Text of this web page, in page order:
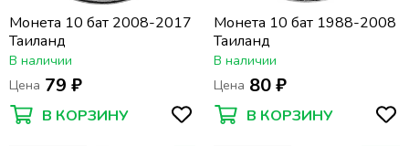
Монета 10 бат 2008-2017
Таиланд
В наличии
Цена 79 ₽
В КОРЗИНУ
Монета 10 бат 1988-2008
Таиланд
В наличии
Цена 80 ₽
В КОРЗИНУ